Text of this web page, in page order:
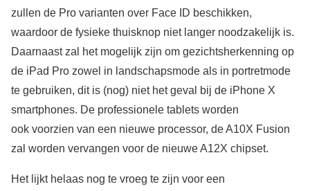
zullen de Pro varianten over Face ID beschikken,
waardoor de fysieke thuisknop niet langer noodzakelijk is.
Daarnaast zal het mogelijk zijn om gezichtsherkenning op
de iPad Pro zowel in landschapsmode als in portretmode
te gebruiken, dit is (nog) niet het geval bij de iPhone X
smartphones. De professionele tablets worden
ook voorzien van een nieuwe processor, de A10X Fusion
zal worden vervangen voor de nieuwe A12X chipset.
Het lijkt helaas nog te vroeg te zijn voor een